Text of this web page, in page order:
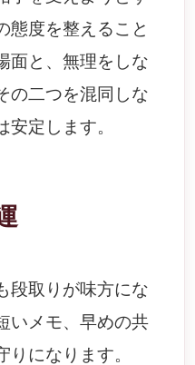
態度を整えること
面と、無理をしな
の二つを混同しな
定します。
段取りが味方にな
いメモ、早めの共
になります。